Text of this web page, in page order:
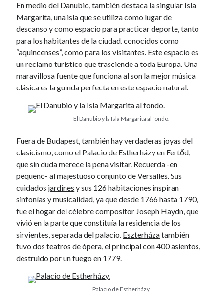
February 2012
January 2012
December 2011
November 2011
October 2011
September 2011
August 2011
July 2011
June 2011
May 2011
March 2011
February 2011
January 2011
December 2010
October 2010
September 2010
August 2010
July 2010
June 2010
May 2010
April 2010
February 2010
En medio del Danubio, también destaca la singular Isla
Margarita, una isla que se utiliza como lugar de
descanso y como espacio para practicar deporte, tanto
para los habitantes de la ciudad, conocidos como
“aquincenses”, como para los visitantes. Este espacio es
un reclamo turístico que trasciende a toda Europa. Una
maravillosa fuente que funciona al son la mejor música
clásica es la guinda perfecta en este espacio natural.
El Danubio y la Isla Margarita al fondo.
Fuera de Budapest, también hay verdaderas joyas del
clasicismo, como el Palacio de Estherházyen Fertőd,
que sin duda merece la pena visitar. Recuerda -en
pequeño- al majestuoso conjunto de Versalles. Sus
cuidados jardines y sus 126 habitaciones inspiran
sinfonías y musicalidad, ya que desde 1766 hasta 1790,
fue el hogar del célebre compositor Joseph Haydn, que
vivió en la parte que constituía la residencia de los
sirvientes, separada del palacio. Eszterházatambién
tuvo dos teatros de ópera, el principal con 400 asientos,
destruido por un fuego en 1779.
Palacio de Estherházy.